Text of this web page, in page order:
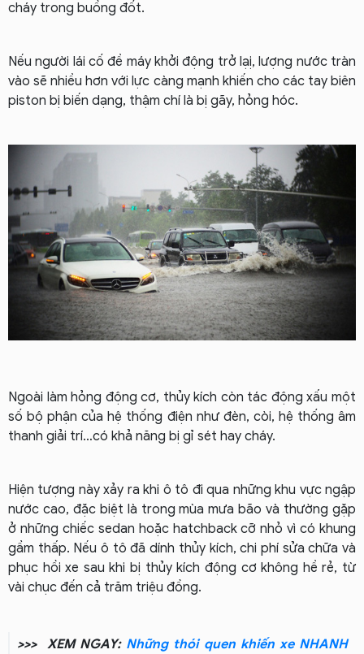
cháy trong buồng đốt.
Nếu người lái cố đề máy khởi động trở lạị, lượng nước tràn
vào sẽ nhiều hơn với lực càng mạnh khiến cho các tay biên
piston bị biến dạng, thậm chí là bị gãy, hỏng hóc.
Ngoài làm hỏng động cơ, thủy kích còn tác động xấu một
số bộ phận của hệ thống điện như đèn, còi, hệ thống âm
thanh giải trí…có khả năng bị gỉ sét hay cháy.
Hiện tượng này xảy ra khi ô tô đi qua những khu vực ngập
nước cao, đặc biệt là trong mùa mưa bão và thường gặp
ở những chiếc sedan hoặc hatchback cỡ nhỏ vì có khung
gầm thấp. Nếu ô tô đã dính thủy kích, chi phí sửa chữa và
phục hồi xe sau khi bị thủy kích động cơ không hề rẻ, từ
vài chục đến cả trăm triệu đồng.
>>> XEM NGAY: Những thói quen khiến xe NHANH